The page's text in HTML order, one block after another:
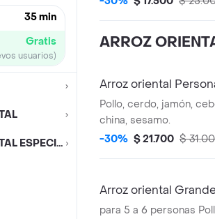
35 min
Gratis
usuarios)
ARROZ ORIENTAL ESPECIAL
ARROZ
Arroz oriental
Pollo, cerdo, jamón,
china, sesamo.
-30% $ 21.700 $
Arroz oriental
para 5 a 6 personas